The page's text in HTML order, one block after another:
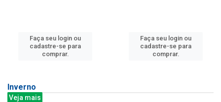
Faça seu login ou
cadastre-se para
comprar.
Faça seu login ou
cadastre-se para
comprar.
Inverno
Veja mais